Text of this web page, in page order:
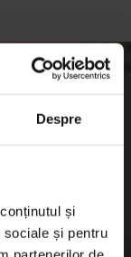
Despre
și
sociale și pentru